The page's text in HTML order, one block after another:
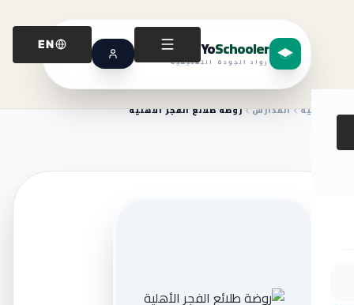
YoSchooler
رواد الجودة التعليمية
EN
الرئيسية المدارس روضة طلائع الفجر الأهلية